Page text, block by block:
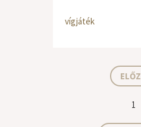
vígjáték
1